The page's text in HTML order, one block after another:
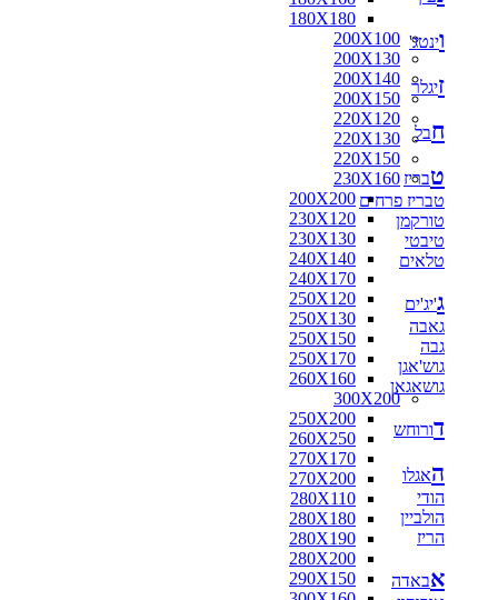
180X180
200X100
200X130
200X140
200X150
220X120
220X130
220X150
230X160
200X200
230X120
230X130
240X140
240X170
250X120
250X130
250X150
250X170
260X160
300X200
250X200
260X250
270X170
270X200
280X110
280X180
280X190
280X200
290X150
וינטג'
זיגלר
חבל
טבריז
טבריז פרחים
טורקמן
טיבטי
טלאים
ג'יג'ים
גאבה
גבה
גוש'אגן
גושאגאן
דורוחש
האגלו
הודי
הולביין
הריז
אבאדה